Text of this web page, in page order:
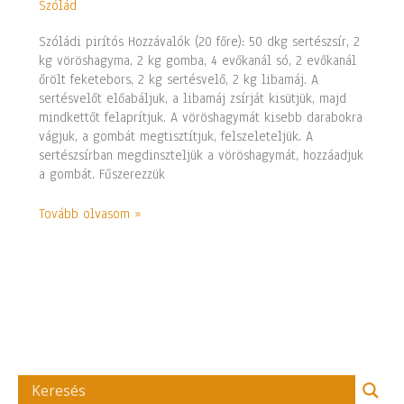
Szólád
Szóládi pirítós Hozzávalók (20 főre): 50 dkg sertészsír, 2
kg vöröshagyma, 2 kg gomba, 4 evőkanál só, 2 evőkanál
őrölt feketebors, 2 kg sertésvelő, 2 kg libamáj. A
sertésvelőt előabáljuk, a libamáj zsírját kisütjük, majd
mindkettőt felaprítjuk. A vöröshagymát kisebb darabokra
vágjuk, a gombát megtisztítjuk, felszeleteljük. A
sertészsírban megdinszteljük a vöröshagymát, hozzáadjuk
a gombát. Fűszerezzük
Tovább olvasom »